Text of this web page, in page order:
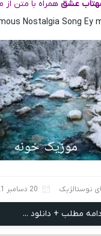
عشقهمراه با متن
Nostalgia Song Ey
نوستالژیک 20 دسامبر 2021
مطلب + دانلود ...